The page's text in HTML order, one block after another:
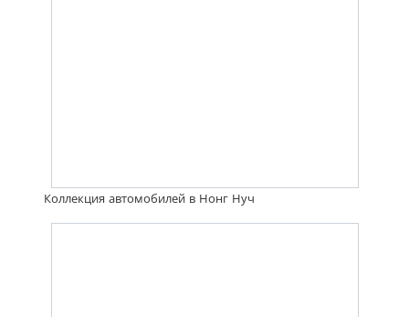
Коллекция автомобилей в Нонг Нуч